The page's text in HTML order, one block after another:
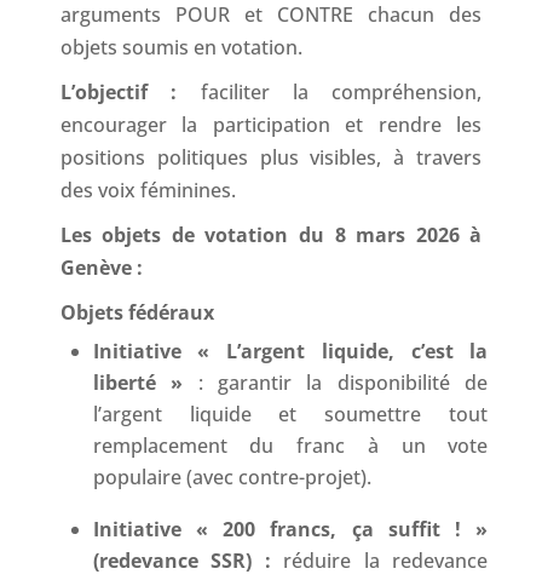
arguments POUR et CONTRE chacun des
objets soumis en votation.
L’objectif : faciliter la compréhension,
encourager la participation et rendre les
positions politiques plus visibles, à travers
des voix féminines.
Les objets de votation du 8 mars 2026 à
Genève :
Objets fédéraux
⁠Initiative « L’argent liquide, c’est la
liberté » : garantir la disponibilité de
l’argent liquide et soumettre tout
remplacement du franc à un vote
populaire (avec contre-projet).
Initiative « 200 francs, ça suffit ! »
(redevance SSR) : réduire la redevance